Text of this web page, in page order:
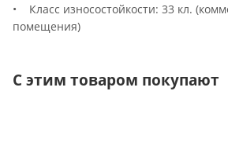
• Класс износостойкости: 33 кл.
помещения)
С этим товаром покупают